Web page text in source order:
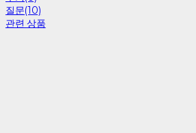
질문(10)
관련 상품